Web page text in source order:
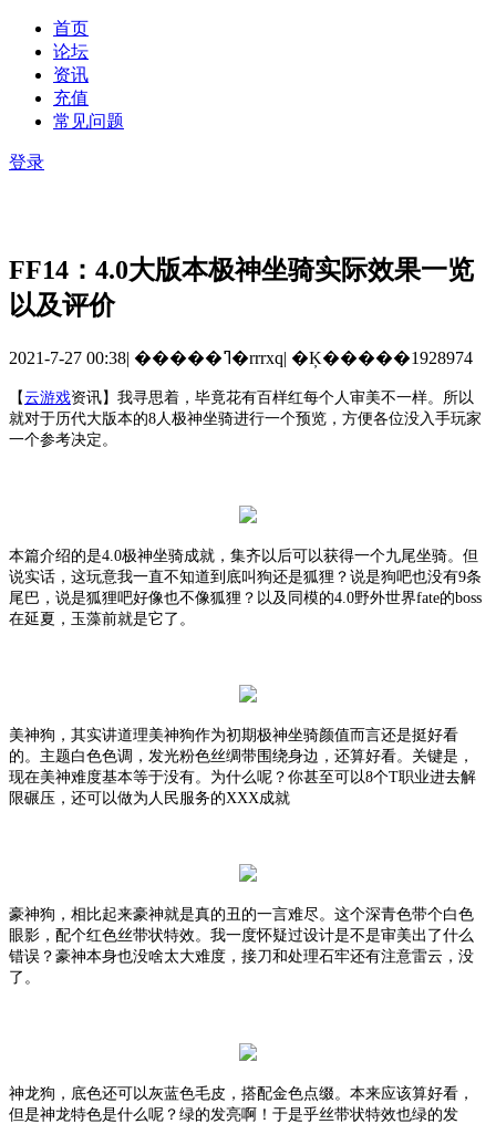
首页
论坛
资讯
充值
常见问题
登录
FF14：4.0大版本极神坐骑实际效果一览
以及评价
2021-7-27 00:38| �����ߣ�rrrxq| �Ķ�����1928974
【云游戏资讯】 我寻思着，毕竟花有百样红每个人审美不一样。所以
就对于历代大版本的8人极神坐骑进行一个预览，方便各位没入手玩家
一个参考决定。
本篇介绍的是4.0极神坐骑成就，集齐以后可以获得一个九尾坐骑。但
说实话，这玩意我一直不知道到底叫狗还是狐狸？说是狗吧也没有9条
尾巴，说是狐狸吧好像也不像狐狸？以及同模的4.0野外世界fate的boss
在延夏，玉藻前就是它了。
美神狗，其实讲道理美神狗作为初期极神坐骑颜值而言还是挺好看
的。主题白色色调，发光粉色丝绸带围绕身边，还算好看。关键是，
现在美神难度基本等于没有。为什么呢？你甚至可以8个T职业进去解
限碾压，还可以做为人民服务的XXX成就
豪神狗，相比起来豪神就是真的丑的一言难尽。这个深青色带个白色
眼影，配个红色丝带状特效。我一度怀疑过设计是不是审美出了什么
错误？豪神本身也没啥太大难度，接刀和处理石牢还有注意雷云，没
了。
神龙狗，底色还可以灰蓝色毛皮，搭配金色点缀。本来应该算好看，
但是神龙特色是什么呢？绿的发亮啊！于是乎丝带状特效也绿的发